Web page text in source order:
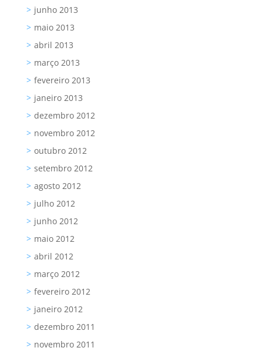
junho 2013
maio 2013
abril 2013
março 2013
fevereiro 2013
janeiro 2013
dezembro 2012
novembro 2012
outubro 2012
setembro 2012
agosto 2012
julho 2012
junho 2012
maio 2012
abril 2012
março 2012
fevereiro 2012
janeiro 2012
dezembro 2011
novembro 2011